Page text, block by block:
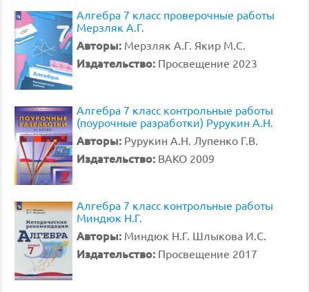
Алгебра 7 класс проверочные работы
Мерзляк А.Г.
Авторы: Мерзляк А.Г. Якир М.С.
Издательство: Просвещение 2023
Алгебра 7 класс контрольные работы
(поурочные разработки) Рурукин А.Н.
Авторы: Рурукин А.Н. Лупенко Г.В.
Издательство: ВАКО 2009
Алгебра 7 класс контрольные работы
Миндюк Н.Г.
Авторы: Миндюк Н.Г. Шлыкова И.С.
Издательство: Просвещение 2017